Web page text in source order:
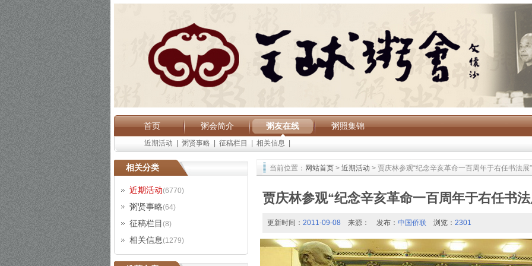
首页 粥会简介 粥友在线 粥照集锦
近期活动 粥贤事略 征稿栏目 相关信息
相关分类
近期活动(6770)
粥贤事略(64)
征稿栏目 (8)
相关信息(1279)
当前位置： 网站首页 > 近期活动 > 贾庆林参观“纪念辛亥革命一百周年于右任书法展”
贾庆林参观“纪念辛亥革命一百周年于右任书
更新时间： 2011-09-08 来源： 发布： 中国侨联 浏览： 2301